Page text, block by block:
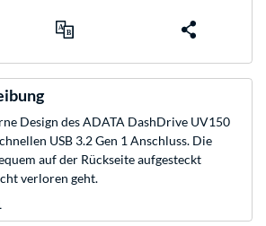
Design des ADATA DashDrive UV150
USB 3.2 Gen 1 Anschluss. Die
auf der Rückseite aufgesteckt
verloren geht.